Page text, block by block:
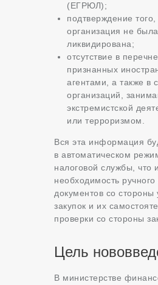
(ЕГРЮЛ);
подтверждение того,
организация не была
ликвидирована;
отсутствие в
признанных
агентами, а также в
организаций,
экстремистской
или терроризмом.
Вся эта информация
в автоматическом
налоговой службы, что
необходимость ручного
документов со стороны
закупок и их
проверки со стороны
Цель
В министерстве